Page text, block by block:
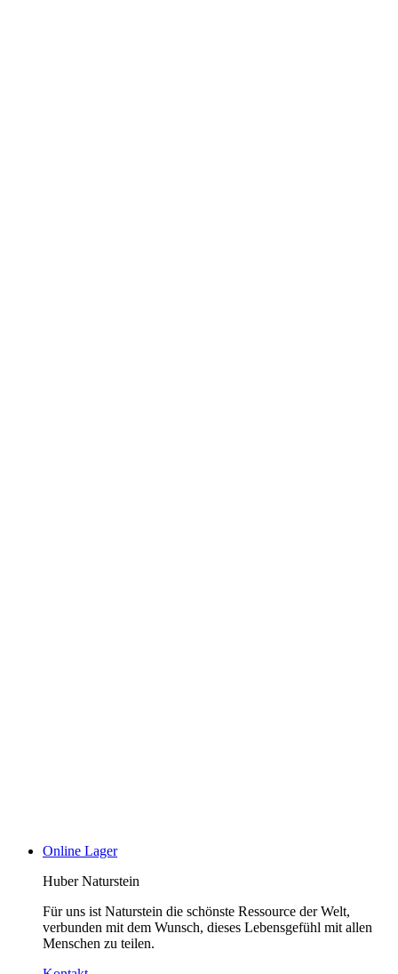
Online Lager
Huber Naturstein
Für uns ist Naturstein die schönste Ressource der Welt,
verbunden mit dem Wunsch, dieses Lebensgefühl mit allen
Menschen zu teilen.